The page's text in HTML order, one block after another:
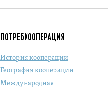
ПОТРЕБКООПЕРАЦИЯ
История кооперации
География кооперации
Международная